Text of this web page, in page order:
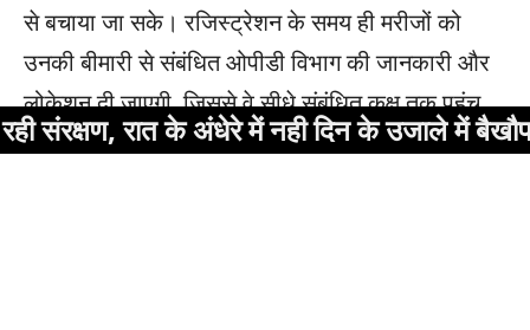
अंधेरे में नही दिन के उजाले में बैखौफ होकर चला रहे